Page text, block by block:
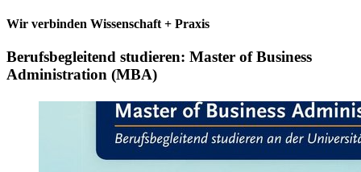
Wir verbinden Wissenschaft + Praxis
Berufsbegleitend studieren: Master of Business
Administration (MBA)